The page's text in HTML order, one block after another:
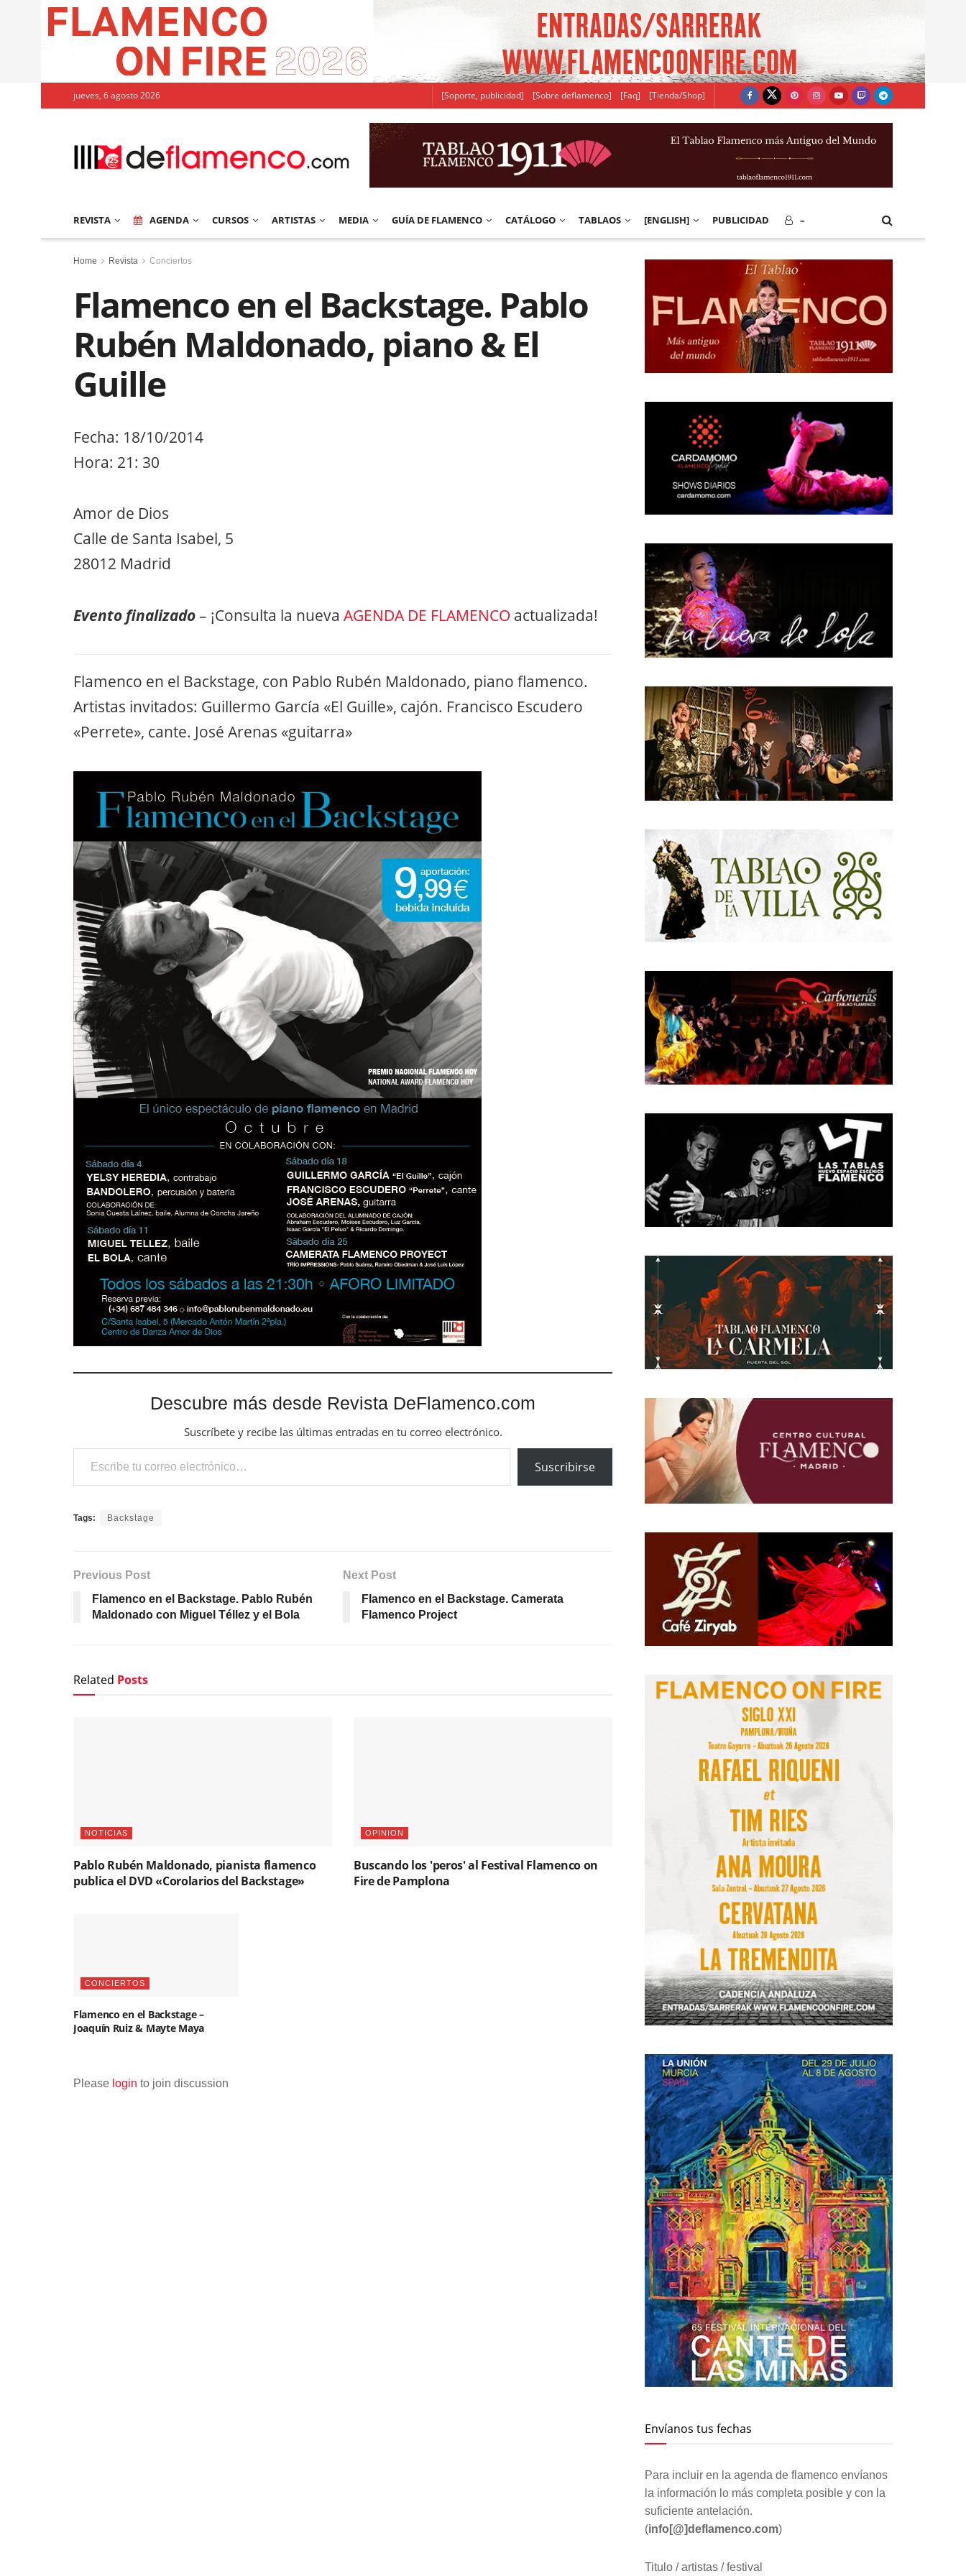
jueves, 6 agosto 2026 [Soporte, publicidad] [Sobre deflamenco] [Faq] [Tienda/Shop]
REVISTA AGENDA CURSOS ARTISTAS MEDIA GUÍA DE FLAMENCO CATÁLOGO TABLAOS [ENGLISH] PUBLICIDAD –
Home Revista Conciertos
Flamenco en el Backstage. Pablo
Rubén Maldonado, piano & El
Guille
Fecha: 18/10/2014
Hora: 21: 30
Amor de Dios
Calle de Santa Isabel, 5
28012 Madrid
Evento finalizado– ¡Consulta la nueva AGENDA DE FLAMENCO actualizada!
Flamenco en el Backstage, con Pablo Rubén Maldonado, piano flamenco.
Artistas invitados: Guillermo García «El Guille», cajón. Francisco Escudero
«Perrete», cante. José Arenas «guitarra»
Descubre más desde Revista DeFlamenco.com
Suscríbete y recibe las últimas entradas en tu correo electrónico.
Escribe tu correo electrónico…
Suscribirse
Tags: Backstage
Previous Post
Flamenco en el Backstage. Pablo Rubén
Maldonado con Miguel Téllez y el Bola
Next Post
Flamenco en el Backstage. Camerata
Flamenco Project
Related Posts
NOTICIAS
Pablo Rubén Maldonado, pianista flamenco
publica el DVD «Corolarios del Backstage»
OPINION
Buscando los 'peros' al Festival Flamenco on
Fire de Pamplona
CONCIERTOS
Flamenco en el Backstage –
Joaquín Ruiz & Mayte Maya
Please login to join discussion
Envíanos tus fechas
Para incluir en la agenda de flamenco envíanos
la información lo más completa posible y con la
suficiente antelación.
(info[@]deflamenco.com)
Titulo / artistas / festival